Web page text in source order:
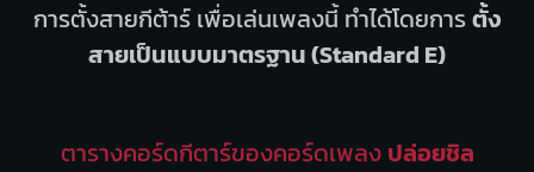
การตั้งสายกีต้าร์ เพื่อเล่นเพลงนี้ ทำได้โดยการตั้ง
สายเป็นแบบมาตรฐาน (Standard E)
ตารางคอร์ดกีตาร์ของคอร์ดเพลง ปล่อยชิล